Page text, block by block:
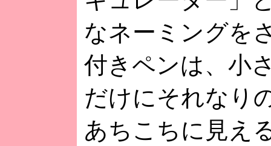
なネーミングを
付きペンは、小
だけにそれなり
あちこちに見え